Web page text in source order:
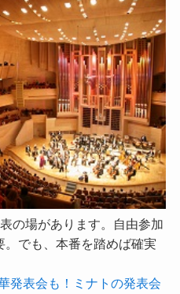
の場があります。自由参加
でも、本番を踏めば確実
発表会も！ミナトの発表会